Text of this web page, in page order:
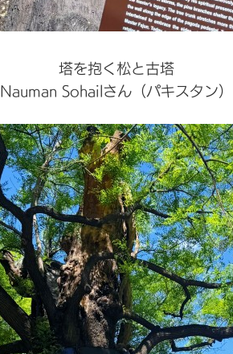
塔を抱く松と古塔
Nauman Sohailさん（パキスタン）